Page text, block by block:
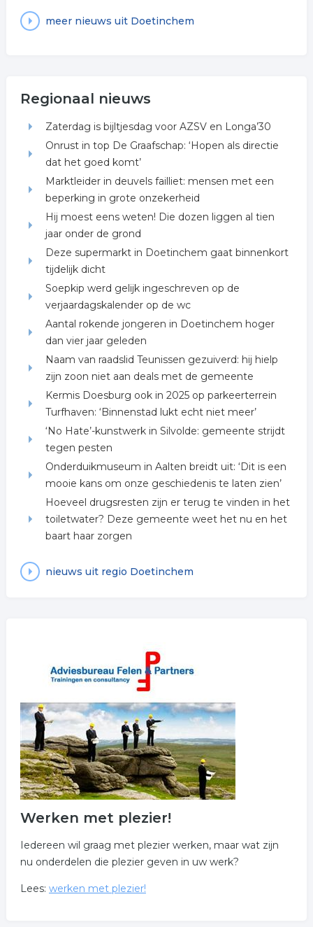
meer nieuws uit Doetinchem
Regionaal nieuws
Zaterdag is bijltjesdag voor AZSV en Longa’30
Onrust in top De Graafschap: ‘Hopen als directie
dat het goed komt’
Marktleider in deuvels failliet: mensen met een
beperking in grote onzekerheid
Hij moest eens weten! Die dozen liggen al tien
jaar onder de grond
Deze supermarkt in Doetinchem gaat binnenkort
tijdelijk dicht
Soepkip werd gelijk ingeschreven op de
verjaardagskalender op de wc
Aantal rokende jongeren in Doetinchem hoger
dan vier jaar geleden
Naam van raadslid Teunissen gezuiverd: hij hielp
zijn zoon niet aan deals met de gemeente
Kermis Doesburg ook in 2025 op parkeerterrein
Turfhaven: ‘Binnenstad lukt echt niet meer’
‘No Hate’-kunstwerk in Silvolde: gemeente strijdt
tegen pesten
Onderduikmuseum in Aalten breidt uit: ‘Dit is een
mooie kans om onze geschiedenis te laten zien’
Hoeveel drugsresten zijn er terug te vinden in het
toiletwater? Deze gemeente weet het nu en het
baart haar zorgen
nieuws uit regio Doetinchem
Werken met plezier!
Iedereen wil graag met plezier werken, maar wat zijn
nu onderdelen die plezier geven in uw werk?
Lees: werken met plezier!